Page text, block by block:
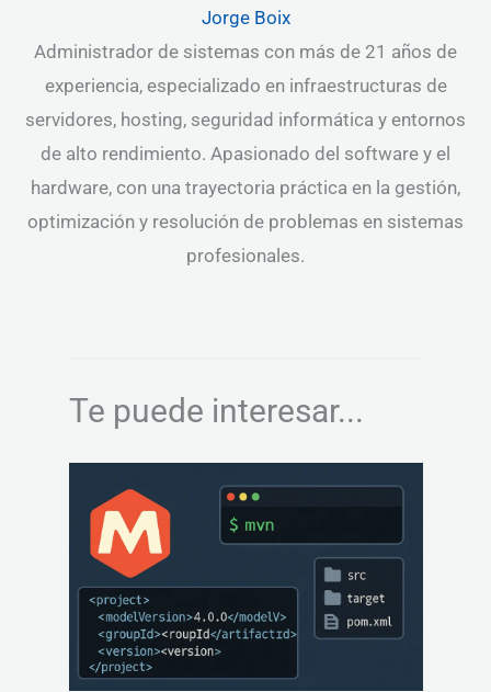
Jorge Boix
Administrador de sistemas con más de 21 años de
experiencia, especializado en infraestructuras de
servidores, hosting, seguridad informática y entornos
de alto rendimiento. Apasionado del software y el
hardware, con una trayectoria práctica en la gestión,
optimización y resolución de problemas en sistemas
profesionales.
Te puede interesar...